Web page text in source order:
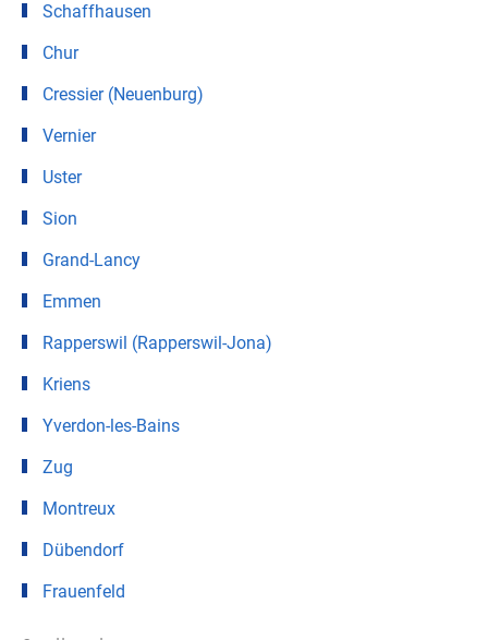
Schaffhausen
Chur
Cressier (Neuenburg)
Vernier
Uster
Sion
Grand-Lancy
Emmen
Rapperswil (Rapperswil-Jona)
Kriens
Yverdon-les-Bains
Zug
Montreux
Dübendorf
Frauenfeld